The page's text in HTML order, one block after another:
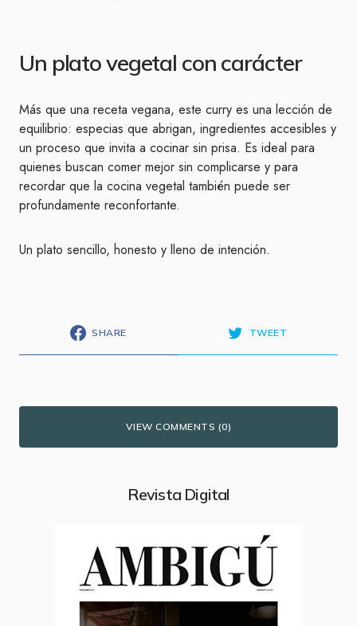
Un plato vegetal con carácter
Más que una receta vegana, este curry es una lección de
equilibrio: especias que abrigan, ingredientes accesibles y
un proceso que invita a cocinar sin prisa. Es ideal para
quienes buscan comer mejor sin complicarse y para
recordar que la cocina vegetal también puede ser
profundamente reconfortante.
Un plato sencillo, honesto y lleno de intención.
SHARE TWEET
VIEW COMMENTS (0)
Revista Digital